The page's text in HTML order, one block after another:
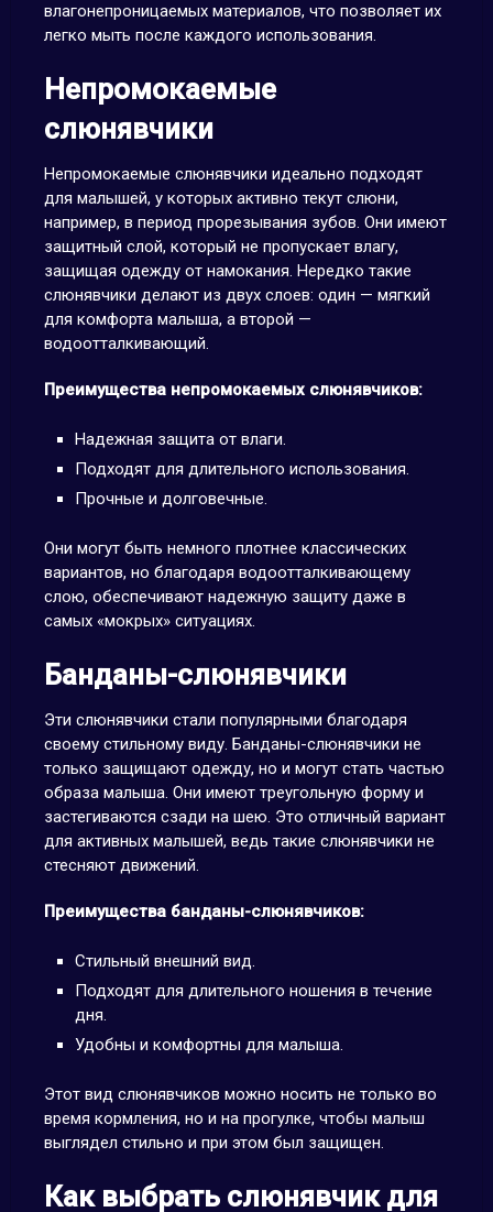
влагонепроницаемых материалов, что позволяет их
легко мыть после каждого использования.
Непромокаемые
слюнявчики
Непромокаемые слюнявчики идеально подходят
для малышей, у которых активно текут слюни,
например, в период прорезывания зубов. Они имеют
защитный слой, который не пропускает влагу,
защищая одежду от намокания. Нередко такие
слюнявчики делают из двух слоев: один — мягкий
для комфорта малыша, а второй —
водоотталкивающий.
Преимущества непромокаемых слюнявчиков:
Надежная защита от влаги.
Подходят для длительного использования.
Прочные и долговечные.
Они могут быть немного плотнее классических
вариантов, но благодаря водоотталкивающему
слою, обеспечивают надежную защиту даже в
самых «мокрых» ситуациях.
Банданы-слюнявчики
Эти слюнявчики стали популярными благодаря
своему стильному виду. Банданы-слюнявчики не
только защищают одежду, но и могут стать частью
образа малыша. Они имеют треугольную форму и
застегиваются сзади на шею. Это отличный вариант
для активных малышей, ведь такие слюнявчики не
стесняют движений.
Преимущества банданы-слюнявчиков:
Стильный внешний вид.
Подходят для длительного ношения в течение
дня.
Удобны и комфортны для малыша.
Этот вид слюнявчиков можно носить не только во
время кормления, но и на прогулке, чтобы малыш
выглядел стильно и при этом был защищен.
Как выбрать слюнявчик для